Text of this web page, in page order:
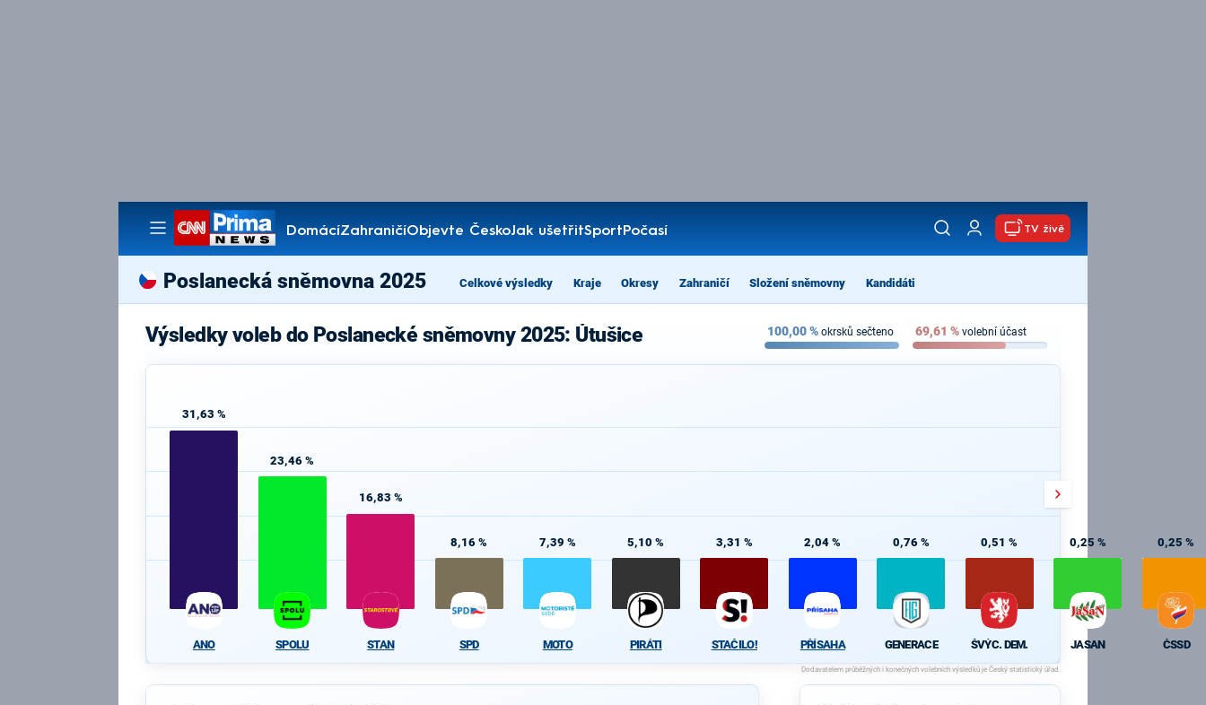
DomácíZahraničíObjevte ČeskoJak ušetřitSportPočasí
Pořady
TV živě
Poslanecká sněmovna 2025 Celkové výsledky Kraje Okresy Zahraničí Složení sněmovny Kandidáti
Výsledky voleb do Poslanecké sněmovny 2025: Útušice 100,00% okrsků sečteno 69,61 % volební účast
31,63 %
ANO
23,46 %
SPOLU
16,83 %
STAN
8,16 %
SPD
7,39 %
MOTO
5,10 %
PIRÁTI
3,31 %
STAČILO!
2,04 %
PŘÍSAHA
0,76 %
GENERACE
0,51 %
ŠVÝC. DEM.
0,25 %
JASAN
0,25 %
ČSSD